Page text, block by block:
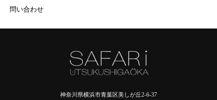
問い合わせ
神奈川県横浜市青葉区美しが丘2-6-37